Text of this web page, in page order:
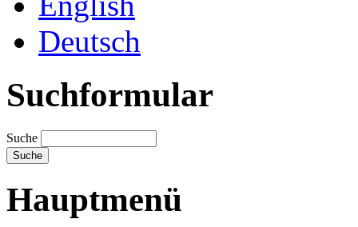
Deutsch
Suchformular
Suche
Hauptmenü